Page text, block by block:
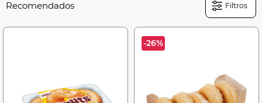
Filtros
-26%